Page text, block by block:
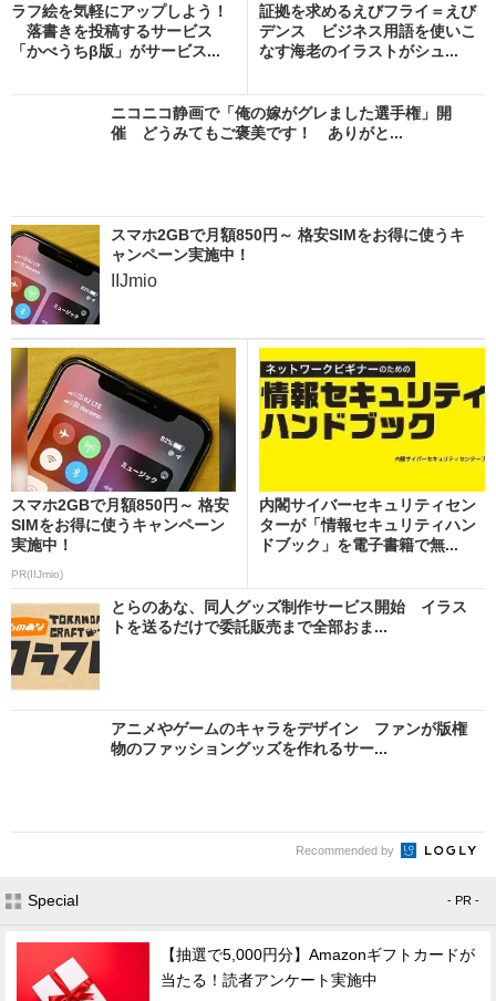
ラフ絵を気軽にアップしよう！
落書きを投稿するサービス
「かべうちβ版」がサービス...
証拠を求めるえびフライ＝えび
デンス ビジネス用語を使いこ
なす海老のイラストがシュ...
ニコニコ静画で「俺の嫁がグレました選手権」開
催 どうみてもご褒美です！ ありがと...
スマホ2GBで月額850円～ 格安SIMをお得に使うキ
ャンペーン実施中！
IIJmio
スマホ2GBで月額850円～ 格安
SIMをお得に使うキャンペーン
実施中！
PR(IIJmio)
内閣サイバーセキュリティセン
ターが「情報セキュリティハン
ドブック」を電子書籍で無...
とらのあな、同人グッズ制作サービス開始 イラス
トを送るだけで委託販売まで全部おま...
アニメやゲームのキャラをデザイン ファンが版権
物のファッショングッズを作れるサー...
Recommended by
Special - PR -
【抽選で5,000円分】Amazonギフトカードが
当たる！読者アンケート実施中